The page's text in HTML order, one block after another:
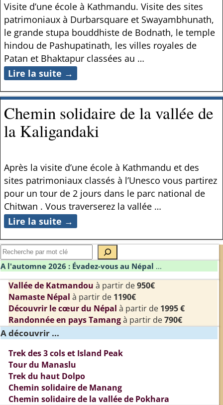
Visite d’une école à Kathmandu. Visite des sites
patrimoniaux à Durbarsquare et Swayambhunath,
le grande stupa bouddhiste de Bodnath, le temple
hindou de Pashupatinath, les villes royales de
Patan et Bhaktapur classées au …
Lire la suite →
Chemin solidaire de la vallée de
la Kaligandaki
Après la visite d’une école à Kathmandu et des
sites patrimoniaux classés à l’Unesco vous partirez
pour un tour de 2 jours dans le parc national de
Chitwan . Vous traverserez la vallée …
Lire la suite →
A l'automne 2026 : Évadez-vous au Népal ...
Vallée de Katmandou à partir de950€
Namaste Népal à partir de 1190€
Découvrir le cœur du Népal à partir de 1995 €
Randonnée en pays Tamangà partir de790€
A découvrir ...
Trek des 3 cols et Island Peak
Tour du Manaslu
Trek du haut Dolpo
Chemin solidaire de Manang
Chemin solidaire de la vallée de Pokhara